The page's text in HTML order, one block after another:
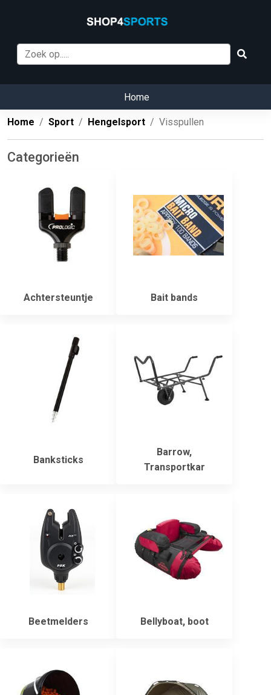
Home
Home Sport Hengelsport Visspullen
Categorieën
Achtersteuntje Bait bands
Banksticks
Barrow,
Transportkar
Beetmelders Bellyboat, boot